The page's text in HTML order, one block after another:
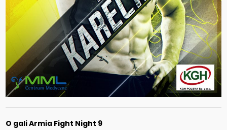
O gali Armia Fight Night 9